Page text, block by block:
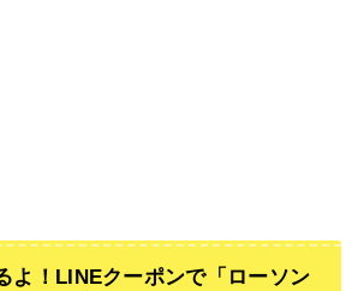
よ！LINEクーポンで「ローソン